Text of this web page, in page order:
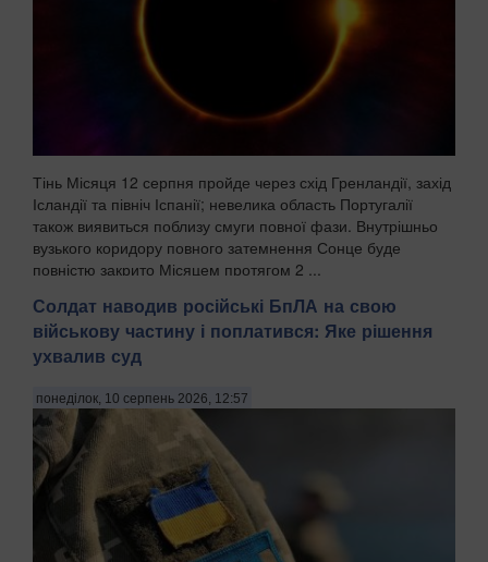
Тінь Місяця 12 серпня пройде через схід Гренландії, захід
Ісландії та північ Іспанії; невелика область Португалії
також виявиться поблизу смуги повної фази. Внутрішньо
вузького коридору повного затемнення Сонце буде
повністю закрито Місяцем протягом 2 ...
Солдат наводив російські БпЛА на свою
військову частину і поплатився: Яке рішення
ухвалив суд
понеділок, 10 серпень 2026, 12:57